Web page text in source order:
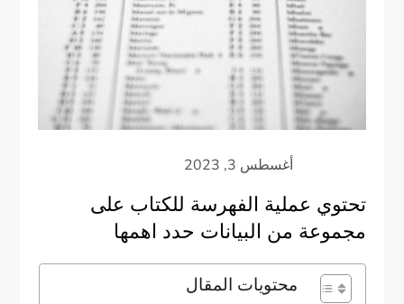
تحتوي عملية الفهرسة للكتاب على
مجموعة من البيانات حدد اهمها
محتويات المقال